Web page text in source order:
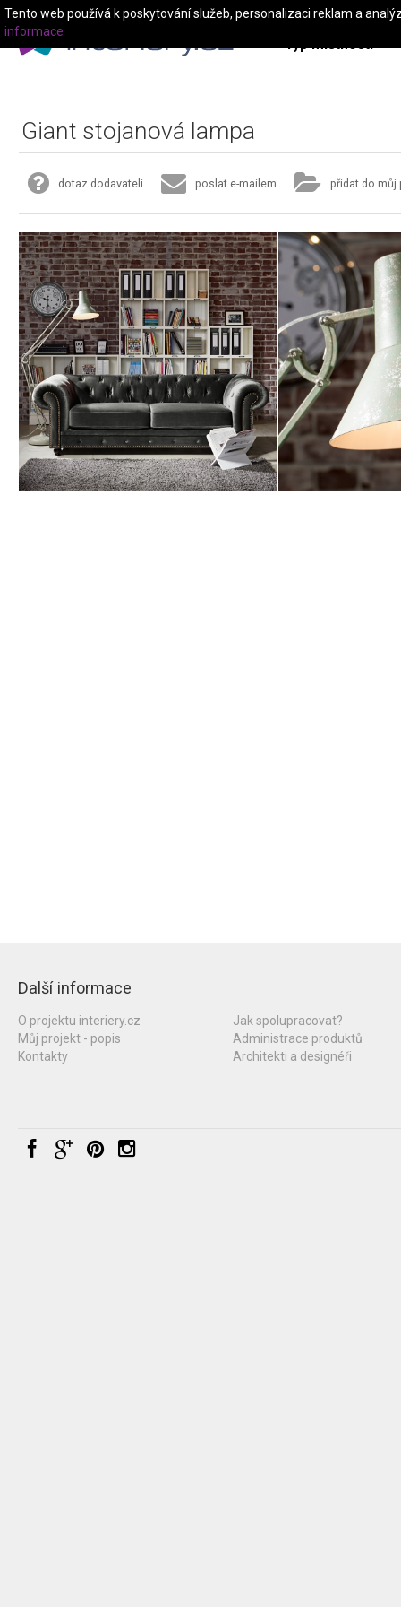
Typ místnosti
Giant stojanová lampa
dotaz dodavateli poslat e-mailem přidat do můj
Další informace
O projektu interiery.cz
Můj projekt - popis
Kontakty
Jak spolupracovat?
Administrace produktů
Architekti a designéři
Tento web používá k poskytování služeb, personalizaci reklam a
informace